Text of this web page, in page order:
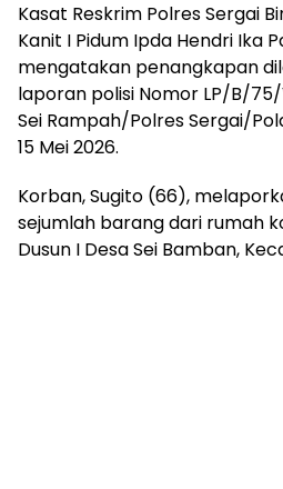
Kasat Reskrim Polres Sergai
Kanit I Pidum Ipda Hendri Ika
mengatakan penangkapan
laporan polisi Nomor LP/B/
Sei Rampah/Polres Sergai/
15 Mei 2026.
Korban, Sugito (66),
sejumlah barang dari rumah
Dusun I Desa Sei Bamban,